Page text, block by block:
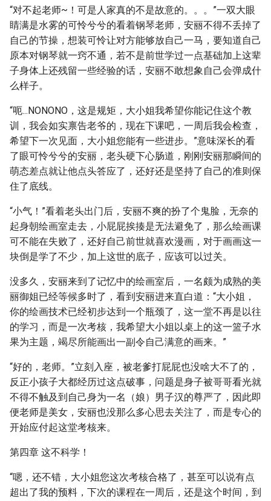
“对不起老师~！可是人家真的不是故意的。。。”一双大眼
睛满是水雾的可怜兮兮的看着钢琴老师，安丽不得不丢掉了
自己的节操，想装可怜让对方能够放自己一马，要知道自己
原本对钢琴就一窍不通，若不是前世学过一点基础加上这辈
子身体上还残留一些经验的话，安丽不敢想象自己会弹成什
么样子。
“呃...NONONO，这是规矩，大小姐我希望你能记住这个教
训，我会如实禀告老爷的，现在下课吧，一周后我会检查，
希望下一次见面，大小姐您能有一些进步。”意味深长的看
了眼可怜兮兮的安丽，老头硬下心肠道，刚刚安丽那瞬间的
萌态差点就让他点头答应了，还好还是坚持了自己的准则保
住了底线。
“小气！”看着老头出门后，安丽不爽的扮了个鬼脸，无奈的
起身朝绘画室走去，小屁屁挨揍是无法避免了，那么绘画课
可不能在失败了，还好自己前世就喜欢漫画，对于画画这一
块倒是学了不少，加上这世的底子，应该可以过关。
没多久，安丽来到了记忆中的绘画室后，一名颇为成熟的美
丽御姐已经等候多时了，看到安丽进来直白道：“大小姐，
你的绘画技术已经初步达到一个瓶颈了，这一堂不再是以往
的学习，而是一次考核，我希望大小姐以桌上的这一篮子水
果为主题，竭尽所能画出一副令自己满意的画来。”
“好的，老师。”立刻入座，被老爹打屁屁也没啥大不了的，
反正小孩子大都经历过这点破事，问题是身子被哥哥看光就
不得不触及到自己身为一名（娘）男子汉的尊严了，因此即
便老师是美女，安丽也没那么多心思去关注了，而是专心的
开始应付起这堂考核来。
第四章 这不科学！
“嗯，还不错，大小姐您这次考核合格了，甚至可以说有点
超出了我的预料，下次的课程在一周后，还是这个时间，到